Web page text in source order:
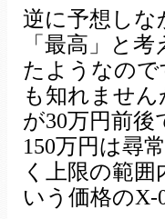
逆に予想しな
「最高」と
たようなの
も知れませ
が30万円前
150万円は尋
く上限の範
いう価格のX-